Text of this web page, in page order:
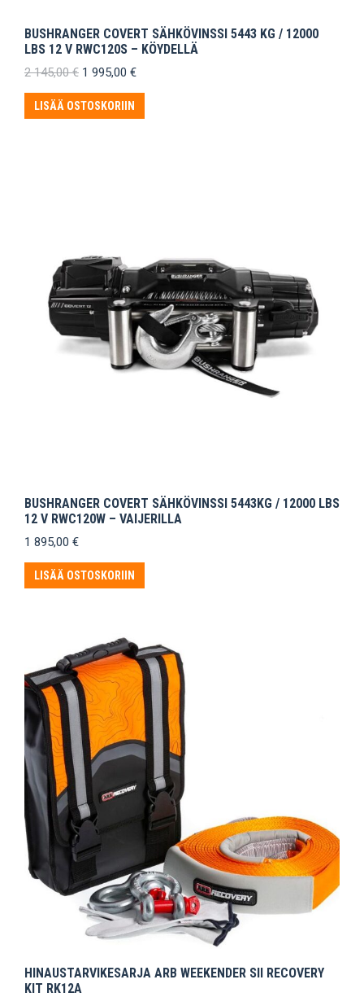
BUSHRANGER COVERT SÄHKÖVINSSI 5443 KG / 12000
LBS 12 V RWC120S – KÖYDELLÄ
2 145,00€ Alkuperäinen
oli:
2
1 995,00 €Nykyinen
1
LISÄÄ OSTOSKORIIN
BUSHRANGER COVERT SÄHKÖVINSSI 5443KG / 12000 LBS
12 V RWC120W – VAIJERILLA
1 895,00 €
LISÄÄ OSTOSKORIIN
HINAUSTARVIKESARJA ARB WEEKENDER SII RECOVERY
KIT RK12A